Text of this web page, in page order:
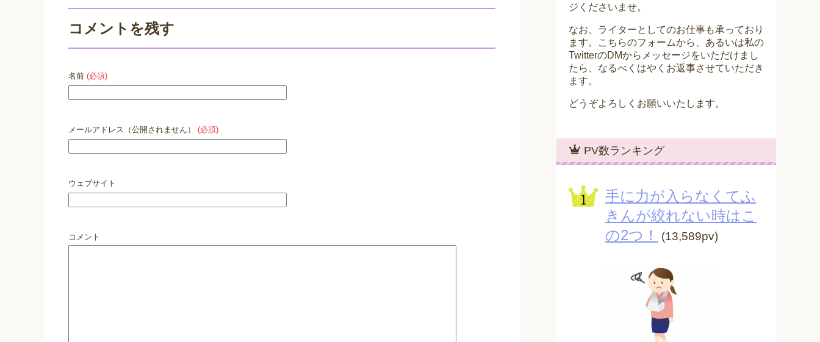
コメントを残す
名前 (必須)
メールアドレス（公開されません） (必須)
ウェブサイト
コメント
ジくださいませ。
なお、ライターとしてのお仕事も承っており
ます。こちらのフォームから、あるいは私の
TwitterのDMからメッセージをいただけまし
たら、なるべくはやくお返事させていただき
ます。
どうぞよろしくお願いいたします。
PV数ランキング
手に力が入らなくてふ
きんが絞れない時はこ
の2つ！
(13,589pv)